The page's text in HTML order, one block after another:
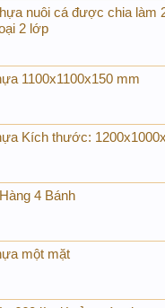
nuôi cá được chia làm
2 lớp
1100x1100x150 mm
Kích thước:
4 Bánh
một mặt